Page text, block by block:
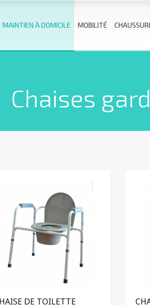
MAINTIEN À DOMICILE MOBILITÉ
Chaises
DE TOILETTE